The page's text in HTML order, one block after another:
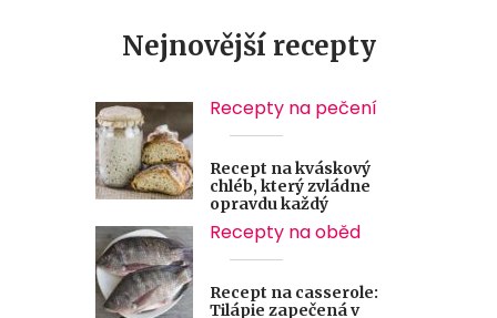
Nejnovější recepty
Recepty na pečení
Recept na kváskový
chléb, který zvládne
opravdu každý
Recepty na oběd
Recept na casserole:
Tilápie zapečená v